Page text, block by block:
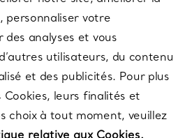
personnaliser votre
analyses et vous
utilisateurs, du contenu
et des publicités. Pour plus
Cookies, leurs finalités et
choix à tout moment, veuillez
relative aux Cookies.